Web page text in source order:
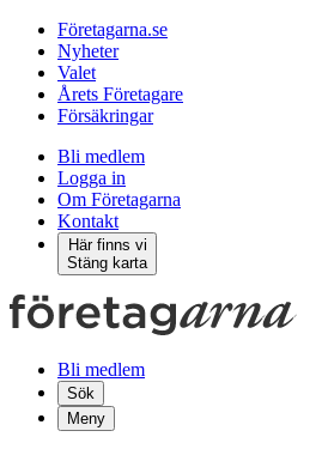
Företagarna.se
Nyheter
Valet
Årets Företagare
Försäkringar
Bli medlem
Logga in
Om Företagarna
Kontakt
Här finns vi
Stäng karta
Bli medlem
Sök
Meny